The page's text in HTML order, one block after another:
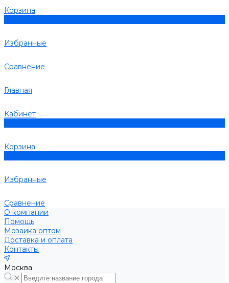
Корзина
Избранные
Сравнение
Главная
Кабинет
Корзина
Избранные
Сравнение
О компании
Помощь
Мозаика оптом
Доставка и оплата
Контакты
Москва